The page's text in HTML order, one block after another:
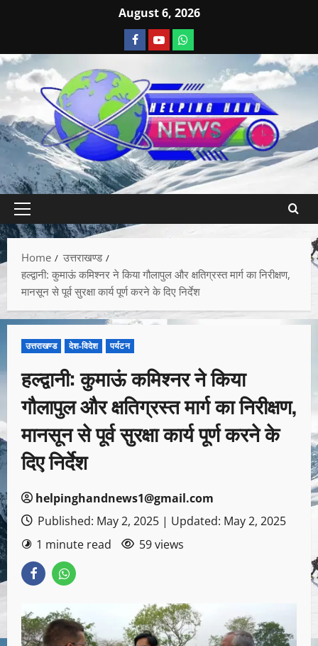
August 6, 2026
Home
उत्तराखण्ड
हल्द्वानी: कुमाऊं कमिश्नर ने किया गौलापुल और क्षतिग्रस्त मार्ग का निरीक्षण,
मानसून से पूर्व सुरक्षा कार्य पूर्ण करने के दिए निर्देश
उत्तराखण्ड देश-विदेश पर्यटन
हल्द्वानी: कुमाऊं कमिश्नर ने किया
गौलापुल और क्षतिग्रस्त मार्ग का निरीक्षण,
मानसून से पूर्व सुरक्षा कार्य पूर्ण करने के
दिए निर्देश
helpinghandnews1@gmail.com
Published: May 2, 2025 | Updated: May 2, 2025
1 minute read
59 views